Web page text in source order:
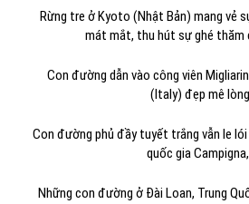
Rừng tre ở Kyoto (Nhật Bản) mang vẻ
mát mắt, thu hút sự ghé thăm
Con đường dẫn vào công viên
(Italy) đẹp mê
Con đường phủ đầy tuyết trắng vẫn le
quốc gia Campigna,
Những con đường ở Đài Loan, Trung